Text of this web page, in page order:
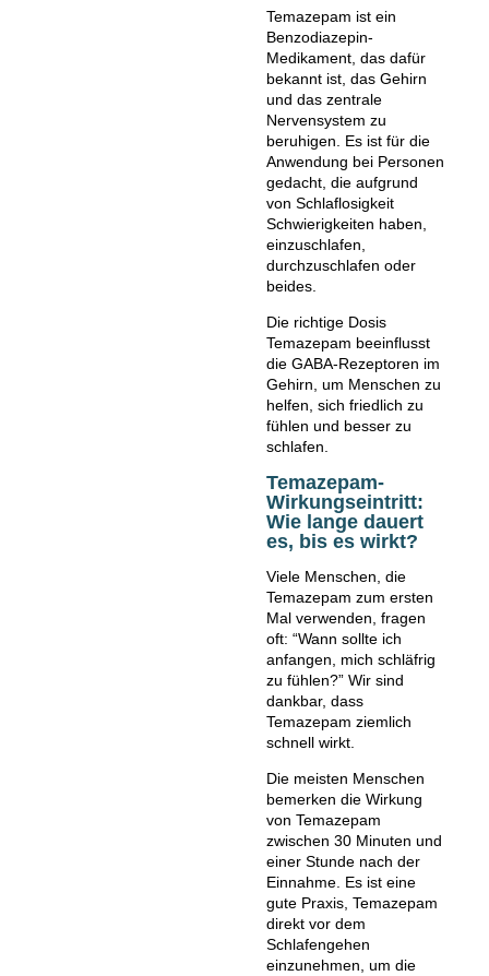
Temazepam ist ein
Benzodiazepin-
Medikament, das dafür
bekannt ist, das Gehirn
und das zentrale
Nervensystem zu
beruhigen. Es ist für die
Anwendung bei Personen
gedacht, die aufgrund
von Schlaflosigkeit
Schwierigkeiten haben,
einzuschlafen,
durchzuschlafen oder
beides.
Die richtige Dosis
Temazepam beeinflusst
die GABA-Rezeptoren im
Gehirn, um Menschen zu
helfen, sich friedlich zu
fühlen und besser zu
schlafen.
Temazepam-
Wirkungseintritt:
Wie lange dauert
es, bis es wirkt?
Viele Menschen, die
Temazepam zum ersten
Mal verwenden, fragen
oft: “Wann sollte ich
anfangen, mich schläfrig
zu fühlen?” Wir sind
dankbar, dass
Temazepam ziemlich
schnell wirkt.
Die meisten Menschen
bemerken die Wirkung
von Temazepam
zwischen 30 Minuten und
einer Stunde nach der
Einnahme. Es ist eine
gute Praxis, Temazepam
direkt vor dem
Schlafengehen
einzunehmen, um die